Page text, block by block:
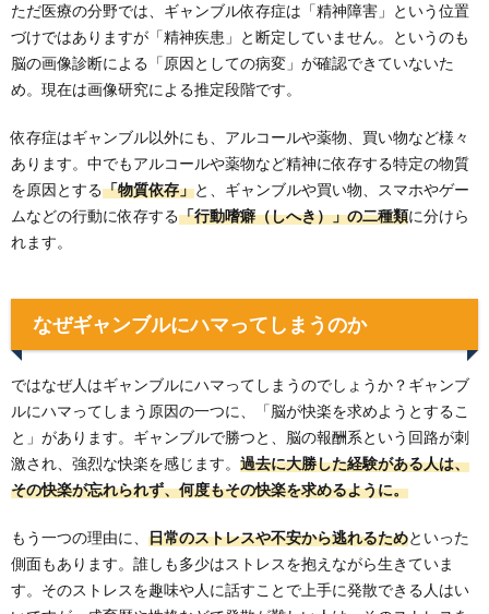
ただ医療の分野では、ギャンブル依存症は「精神障害」という位置
づけではありますが「精神疾患」と断定していません。というのも
脳の画像診断による「原因としての病変」が確認できていないた
め。現在は画像研究による推定段階です。
依存症はギャンブル以外にも、アルコールや薬物、買い物など様々
あります。中でもアルコールや薬物など精神に依存する特定の物質
を原因とする「物質依存」と、ギャンブルや買い物、スマホやゲー
ムなどの行動に依存する「行動嗜癖（しへき）」の二種類に分けら
れます。
なぜギャンブルにハマってしまうのか
ではなぜ人はギャンブルにハマってしまうのでしょうか？ギャンブ
ルにハマってしまう原因の一つに、「脳が快楽を求めようとするこ
と」があります。ギャンブルで勝つと、脳の報酬系という回路が刺
激され、強烈な快楽を感じます。 過去に大勝した経験がある人は、
その快楽が忘れられず、何度もその快楽を求めるように。
もう一つの理由に、 日常のストレスや不安から逃れるためといった
側面もあります。誰しも多少はストレスを抱えながら生きていま
す。そのストレスを趣味や人に話すことで上手に発散できる人はい